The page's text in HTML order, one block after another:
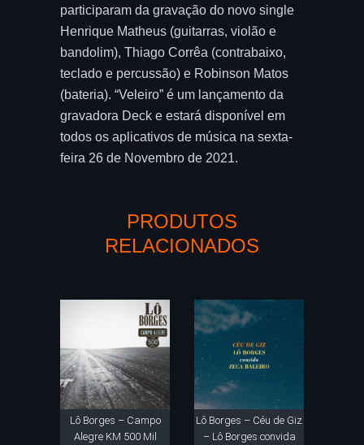
participaram da gravação do novo single
Henrique Matheus (guitarras, violão e
bandolim), Thiago Corrêa (contrabaixo,
teclado e percussão) e Robinson Matos
(bateria). “Veleiro” é um lançamento da
gravadora Deck e estará disponível em
todos os aplicativos de música na sexta-
feira 26 de Novembro de 2021.
PRODUTOS
RELACIONADOS
Lô Borges – Campo
Alegre KM 500 Mil
Lô Borges – Céu de Giz
– Lô Borges convida